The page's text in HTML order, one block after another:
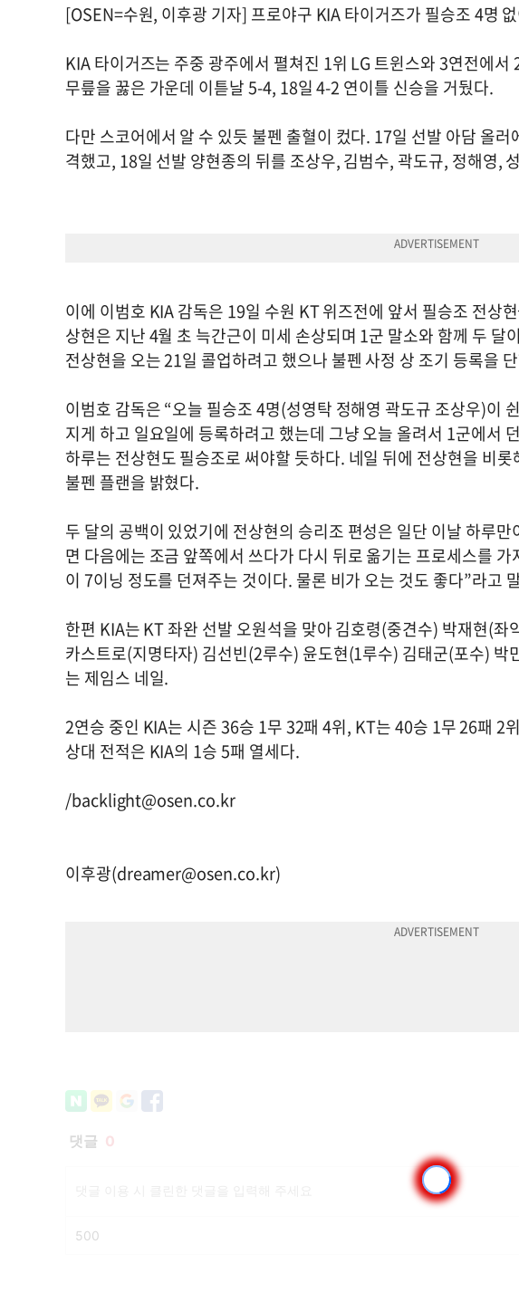
[OSEN=수원, 이후광 기자] 프로야구 KIA 타이거즈가 필승조 4명
KIA 타이거즈는 주중 광주에서 펼쳐진 1위 LG 트윈스와 3연전에
무릎을 꿇은 가운데 이튿날 5-4, 18일 4-2 연이틀 신승을 거뒀다.
다만 스코어에서 알 수 있듯 불펜 출혈이 컸다. 17일 선발 아담 올
격했고, 18일 선발 양현종의 뒤를 조상우, 김범수, 곽도규, 정해영,
이에 이범호 KIA 감독은 19일 수원 KT 위즈전에 앞서 필승조 전상
상현은 지난 4월 초 늑간근이 미세 손상되며 1군 말소와 함께 두 달
전상현을 오는 21일 콜업하려고 했으나 불펜 사정 상 조기 등록을
이범호 감독은 “오늘 필승조 4명(성영탁 정해영 곽도규 조상우)이
지게 하고 일요일에 등록하려고 했는데 그냥 오늘 올려서 1군에서
하루는 전상현도 필승조로 써야할 듯하다. 네일 뒤에 전상현을 비
불펜 플랜을 밝혔다.
두 달의 공백이 있었기에 전상현의 승리조 편성은 일단 이날 하루
면 다음에는 조금 앞쪽에서 쓰다가 다시 뒤로 옮기는 프로세스를
이 7이닝 정도를 던져주는 것이다. 물론 비가 오는 것도 좋다”라고
한편 KIA는 KT 좌완 선발 오원석을 맞아 김호령(중견수) 박재현(
카스트로(지명타자) 김선빈(2루수) 윤도현(1루수) 김태군(포수) 박
는 제임스 네일.
2연승 중인 KIA는 시즌 36승 1무 32패 4위, KT는 40승 1무 26패 2
상대 전적은 KIA의 1승 5패 열세다.
/backlight@osen.co.kr
이후광(dreamer@osen.co.kr)